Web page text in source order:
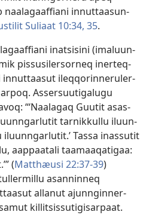
naalagaaf­fiani in­nut­taasun­
Suliaat 10:34, 35.
inatsisini (imaluun­
pis­susilersor­neq iner­teq­
in­nut­taasut ileq­qorin­neruler­
As­sersuutigalugu
“‘Naalagaq Guutit asas­
tar­nik­kul­lu iluun­
Tas­sa inas­sutit
aap­paatali taamaaqatigaa:
(Mat­thæusi 22:37-39)
asan­nin­neq
al­lanut ajun­ngin­ner­
kil­litsis­sutigisar­paat.